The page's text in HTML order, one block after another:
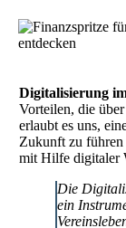
Digitalisierung
Vorteilen, die
erlaubt es uns,
Zukunft zu führen
mit Hilfe digitaler
Die
ein